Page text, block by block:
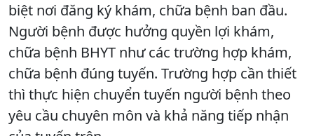
biệt nơi đăng ký khám, chữa bệnh ban đầu.
Người bệnh được hưởng quyền lợi khám,
chữa bệnh BHYT như các trường hợp khám,
chữa bệnh đúng tuyến. Trường hợp cần thiết
thì thực hiện chuyển tuyến người bệnh theo
yêu cầu chuyên môn và khả năng tiếp nhận